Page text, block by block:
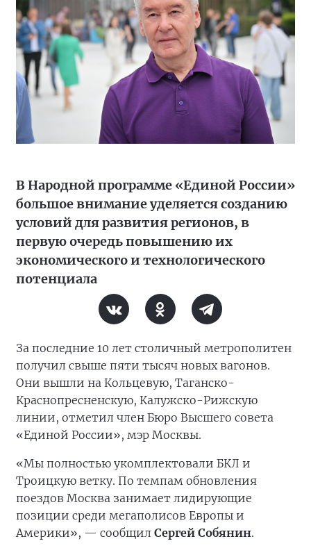
В Народной программе «Единой России»
большое внимание уделяется созданию
условий для развития регионов, в
первую очередь повышению их
экономического и технологического
потенциала
За последние 10 лет столичный метрополитен
получил свыше пяти тысяч новых вагонов.
Они вышли на Кольцевую, Таганско-
Краснопресненскую, Калужско-Рижскую
линии, отметил член Бюро Высшего совета
«Единой России», мэр Москвы.
«Мы полностью укомплектовали БКЛ и
Троицкую ветку. По темпам обновления
поездов Москва занимает лидирующие
позиции среди мегаполисов Европы и
Америки», — сообщил Сергей Собянин.